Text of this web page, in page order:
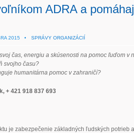
ADRA a
2015 • SPRÁVY ORGANIZÁCIÍ
čas, energiu a skúsenosti na pomoc ľuďom v
svojho času?
humanitárna pomoc v zahraničí?
, + 421 918 837 693
je zabezpečenie základných ľudských potrieb